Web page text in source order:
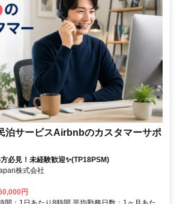
サービスAirbnbのカスタマーサポ
必見！未経験歓迎✨(TP18PSM)
株式会社
円